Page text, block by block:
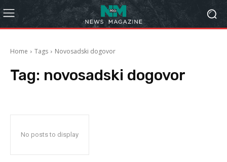
Home Tags Novosadski dogovor
Tag: novosadski dogovor
No posts to display